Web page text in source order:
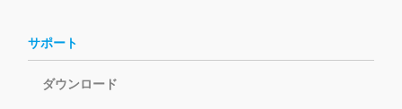
サポート
ダウンロード